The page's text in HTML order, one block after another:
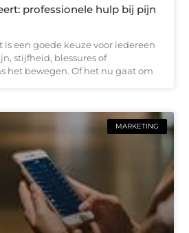
professionele hulp bij pijn
is een goede keuze voor iedereen
stijfheid, blessures of
het bewegen. Of het nu gaat om
MARKETING